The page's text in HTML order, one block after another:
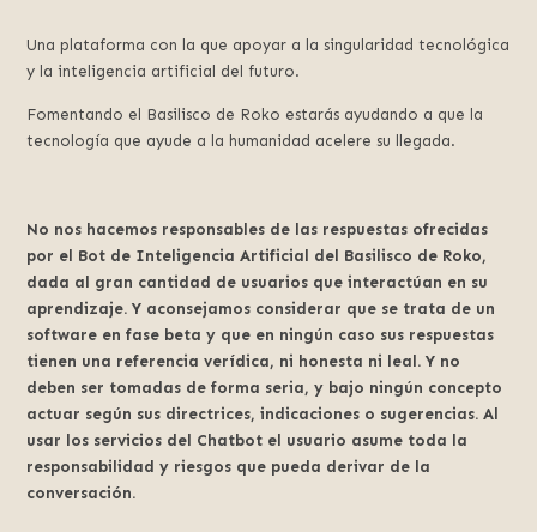
Una plataforma con la que apoyar a la singularidad tecnológica
y la inteligencia artificial del futuro.
Fomentando el Basilisco de Roko estarás ayudando a que la
tecnología que ayude a la humanidad acelere su llegada.
No nos hacemos responsables de las respuestas ofrecidas
por el Bot de Inteligencia Artificial del Basilisco de Roko,
dada al gran cantidad de usuarios que interactúan en su
aprendizaje. Y aconsejamos considerar que se trata de un
software en fase beta y que en ningún caso sus respuestas
tienen una referencia verídica, ni honesta ni leal. Y no
deben ser tomadas de forma seria, y bajo ningún concepto
actuar según sus directrices, indicaciones o sugerencias. Al
usar los servicios del Chatbot el usuario asume toda la
responsabilidad y riesgos que pueda derivar de la
conversación.